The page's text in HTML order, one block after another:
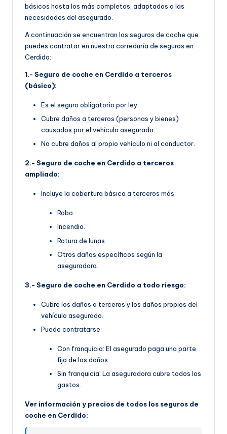
básicos hasta los más completos, adaptados a las
necesidades del asegurado.
A continuación se encuentran los seguros de coche que
puedes contratar en nuestra correduría de seguros en
Cerdido:
1.- Seguro de coche en Cerdido a terceros
(básico):
Es el seguro obligatorio por ley.
Cubre daños a terceros (personas y bienes)
causados por el vehículo asegurado.
No cubre daños al propio vehículo ni al conductor.
2.- Seguro de coche en Cerdido a terceros
ampliado:
Incluye la cobertura básica a terceros más:
Robo.
Incendio.
Rotura de lunas.
Otros daños específicos según la
aseguradora.
3.- Seguro de coche en Cerdido a todo riesgo:
Cubre los daños a terceros y los daños propios del
vehículo asegurado.
Puede contratarse:
Con franquicia: El asegurado paga una parte
fija de los daños.
Sin franquicia: La aseguradora cubre todos los
gastos.
Ver información y precios de todos los seguros de
coche en Cerdido: